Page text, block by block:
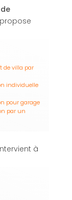
de villa par
individuelle
pour garage
par un
à